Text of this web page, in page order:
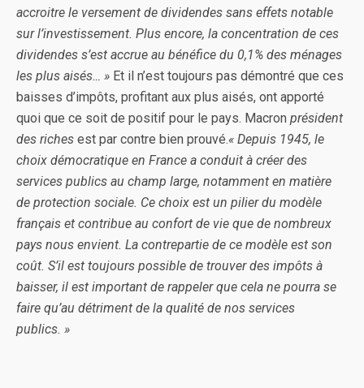
accroitre le versement de dividendes sans effets notable
sur l’investissement. Plus encore, la concentration de ces
dividendes s’est accrue au bénéfice du 0,1% des ménages
les plus aisés… » Et il n’est toujours pas démontré que ces
baisses d’impôts, profitant aux plus aisés, ont apporté
quoi que ce soit de positif pour le pays. Macron président
des riches est par contre bien prouvé.« Depuis 1945, le
choix démocratique en France a conduit à créer des
services publics au champ large, notamment en matière
de protection sociale. Ce choix est un pilier du modèle
français et contribue au confort de vie que de nombreux
pays nous envient. La contrepartie de ce modèle est son
coût. S’il est toujours possible de trouver des impôts à
baisser, il est important de rappeler que cela ne pourra se
faire qu’au détriment de la qualité de nos services
publics. »